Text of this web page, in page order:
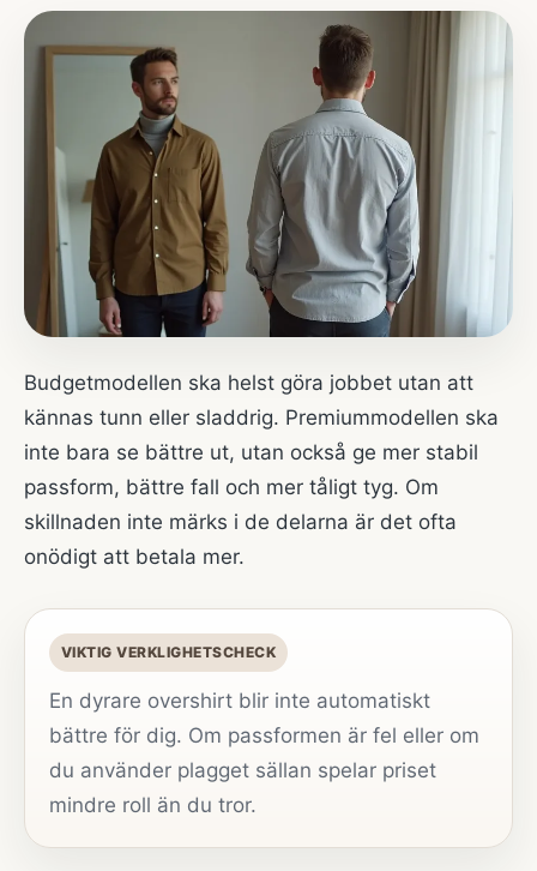
Budgetmodellen ska helst göra jobbet utan att
kännas tunn eller sladdrig. Premiummodellen ska
inte bara se bättre ut, utan också ge mer stabil
passform, bättre fall och mer tåligt tyg. Om
skillnaden inte märks i de delarna är det ofta
onödigt att betala mer.
VIKTIG VERKLIGHETSCHECK
En dyrare overshirt blir inte automatiskt
bättre för dig. Om passformen är fel eller om
du använder plagget sällan spelar priset
mindre roll än du tror.